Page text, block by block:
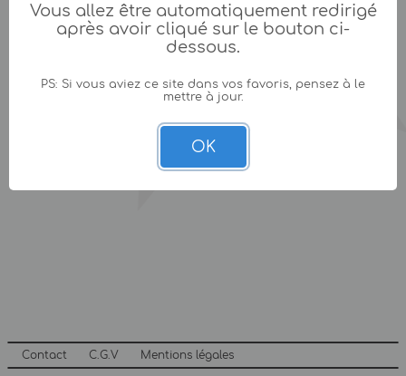
Contact C.G.V Mentions légales
Vous allez être automatiquement redirigé
après avoir cliqué sur le bouton ci-
dessous.
PS: Si vous aviez ce site dans vos favoris, pensez à le
mettre à jour.
OK